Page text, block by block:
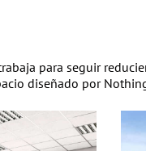
para seguir
diseñado por